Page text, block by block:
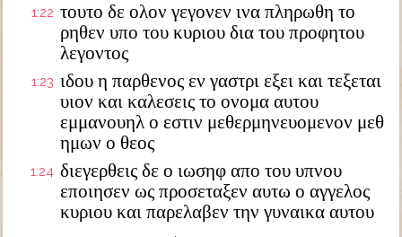
1:22 τουτο δε ολον γεγονεν ινα πληρωθη το
ρηθεν υπο του κυριου δια του προφητου
λεγοντος
1:23 ιδου η παρθενος εν γαστρι εξει και τεξεται
υιον και καλεσεις το ονομα αυτου
εμμανουηλ ο εστιν μεθερμηνευομενον μεθ
ημων ο θεος
1:24 διεγερθεις δε ο ιωσηφ απο του υπνου
εποιησεν ως προσεταξεν αυτω ο αγγελος
κυριου και παρελαβεν την γυναικα αυτου